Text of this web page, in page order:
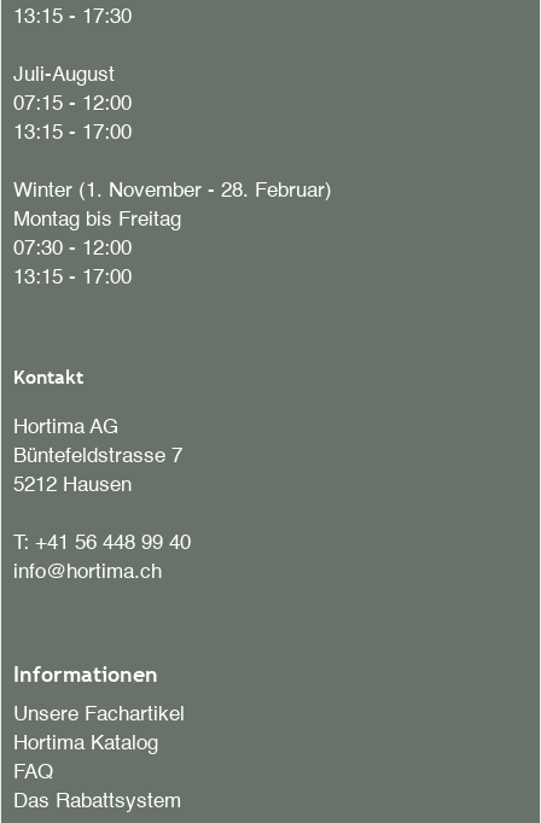
13:15 - 17:30
Juli-August
07:15 - 12:00
13:15 - 17:00
Winter (1. November - 28. Februar)
Montag bis Freitag
07:30 - 12:00
13:15 - 17:00
Kontakt
Hortima AG
Büntefeldstrasse 7
5212 Hausen
T: +41 56 448 99 40
info@hortima.ch
Informationen
Unsere Fachartikel
Hortima Katalog
FAQ
Das Rabattsystem